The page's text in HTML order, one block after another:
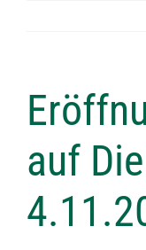
auf